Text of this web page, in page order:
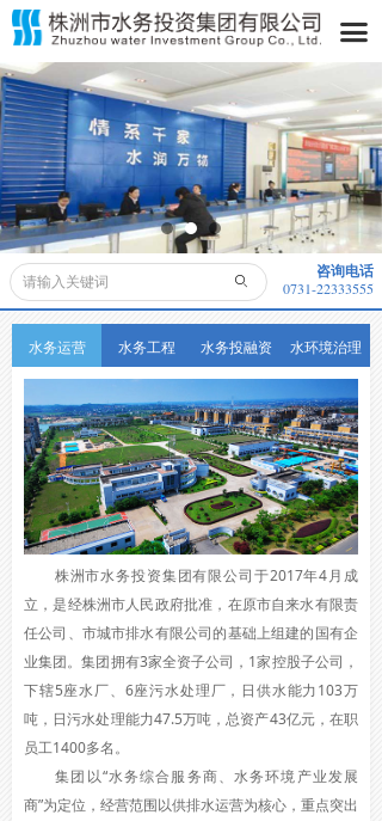
끀
首页
关于我们
水务动态
水务公开
业务领域
便民服务
采购信息
子公司
董事长信箱
ꄙ
咨询电话
0731-22333555
水务运营 水务工程 水务投融资 水环境治理
株洲市水务投资集团有限公司于2017年4月成
立，是经株洲市人民政府批准，在原市自来水有限责
任公司、市城市排水有限公司的基础上组建的国有企
业集团。集团拥有3家全资子公司，1家控股子公司，
下辖5座水厂、6座污水处理厂，日供水能力103万
吨，日污水处理能力47.5万吨，总资产43亿元，在职
员工1400多名。
集团以“水务综合服务商、水务环境产业发展
商”为定位，经营范围以供排水运营为核心，重点突出